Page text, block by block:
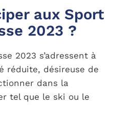
aux Sport
2023 ?
2023 s’adressent à
réduite, désireuse de
dans la
tel que le ski ou le